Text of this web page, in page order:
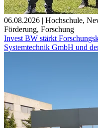
06.08.2026 Hochschule,
Förderung, Forschung
Invest BW stärkt
Systemtechnik GmbH und